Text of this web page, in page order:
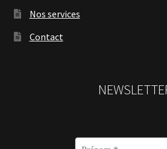
Nos services
Contact